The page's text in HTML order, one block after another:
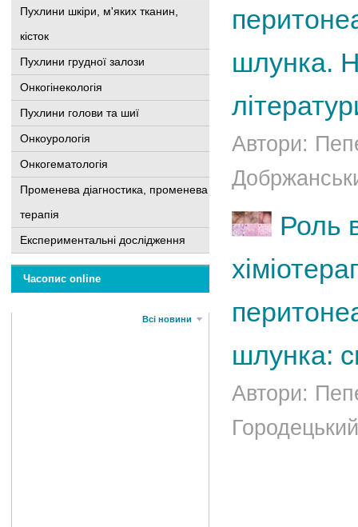
Пухлини шкіри, м'яких тканин,
кісток
Пухлини грудної залози
Онкогінекологія
Пухлини голови та шиї
Онкоурологія
Онкогематологія
Променева діагностика, променева
терапія
Експериментальні дослідження
Часопис online
Всі новини
шлунка.
Автори:
Роль
шлунка:
Автори: